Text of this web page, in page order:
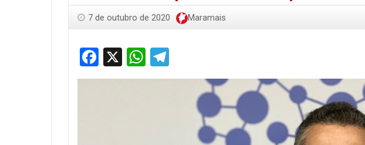
7 de outubro de 2020 Maramais
Facebook
X WhatsApp